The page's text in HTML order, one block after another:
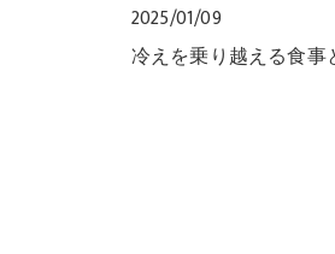
2025/01/09
冷えを乗り越える食事